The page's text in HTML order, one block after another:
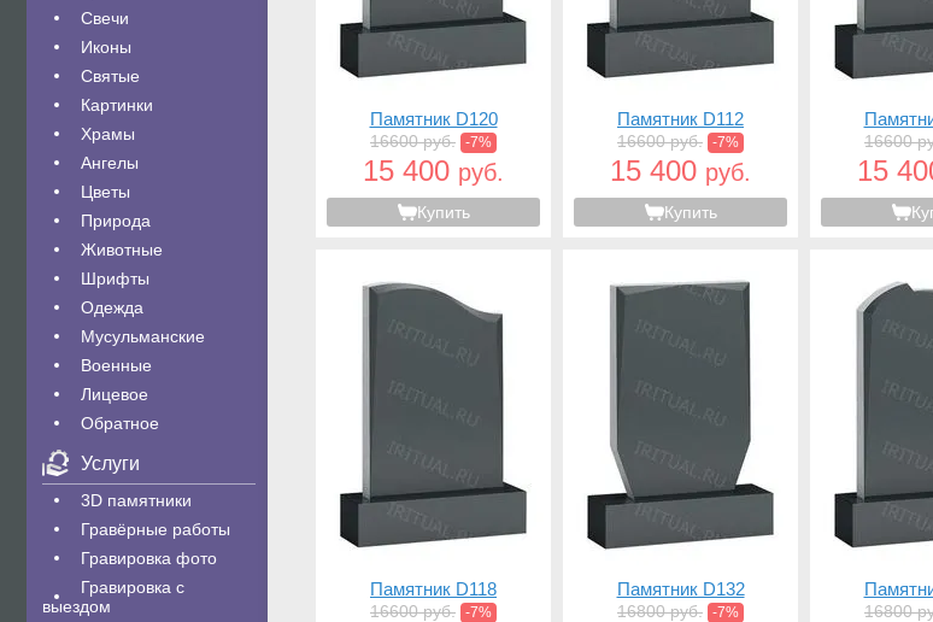
Свечи
Иконы
Святые
Картинки
Храмы
Ангелы
Цветы
Природа
Животные
Шрифты
Одежда
Мусульманские
Военные
Лицевое
Обратное
Услуги
3D памятники
Гравëрные работы
Гравировка фото
Гравировка с
выездом
Памятник D120
16600 руб. -7%
15 400 руб.
Купить
Памятник D112
16600 руб. -7%
15 400 руб.
Купить
16600
15
Памятник D118
16600 руб. -7%
Памятник D132
16800 руб. -7% 16800